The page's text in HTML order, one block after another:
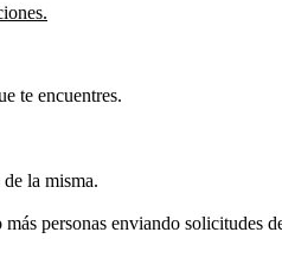
te encuentres.
la misma.
personas enviando solicitudes